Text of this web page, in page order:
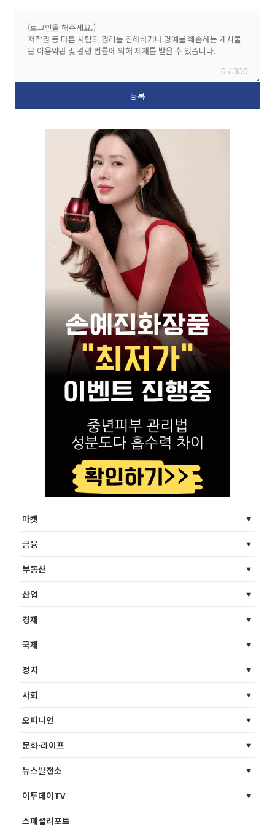
0 / 300
마켓
금융
부동산
산업
경제
국제
정치
사회
오피니언
문화·라이프
뉴스발전소
이투데이TV
스페셜리포트